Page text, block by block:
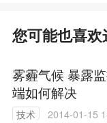
您可能也喜
雾霾气候 暴露
端如何解决
技术
2014-01-15